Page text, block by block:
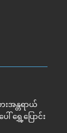
အန္တရာယ်
ါ် ရွှေ့ပြောင်း